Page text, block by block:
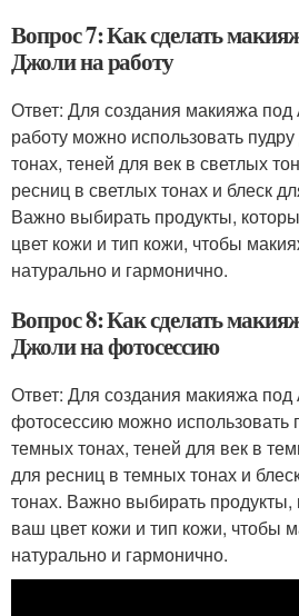
Вопрос 7: Как сделать
Джоли на работу
Ответ: Для создания макияжа
работу можно использовать
тонах, теней для век в светлых
ресниц в светлых тонах и блеск
Важно выбирать продукты,
цвет кожи и тип кожи, чтобы
натурально и гармонично.
Вопрос 8: Как сделать
Джоли на фотосессию
Ответ: Для создания макияжа
фотосессию можно использовать
темных тонах, теней для век в
для ресниц в темных тонах и
тонах. Важно выбирать
ваш цвет кожи и тип кожи, чтобы
натурально и гармонично.